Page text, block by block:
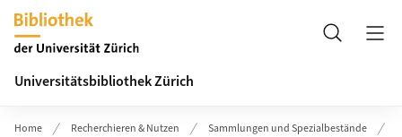
Header
Suche
Universitätsbibliothek Zürich
Home Recherchieren & Nutzen
Sammlungen und Spezialbestände